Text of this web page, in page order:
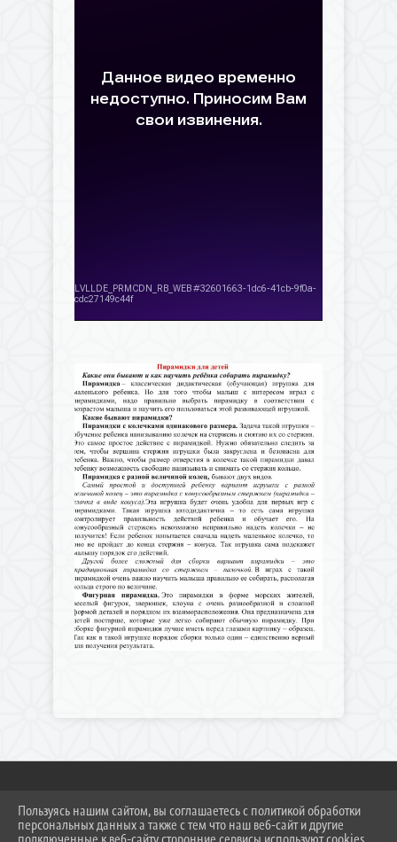
2026 Г. DS308KC.RU
ВХОД
Пользуясь нашим сайтом, вы соглашаетесь с политикой обработки
персональных данных а также с тем что наш веб-сайт и другие